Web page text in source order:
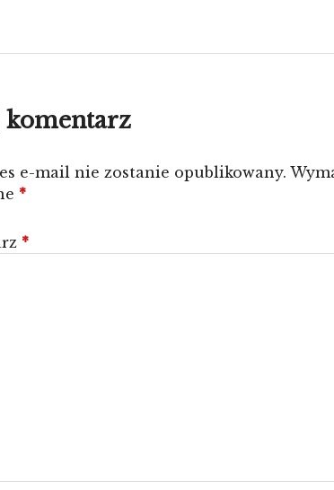
komentarz
e-mail nie zostanie opublikowany.
*
*